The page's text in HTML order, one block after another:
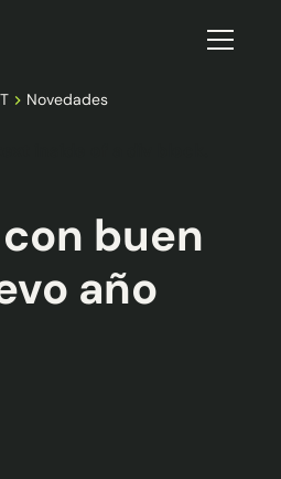
Novedades
buen
año